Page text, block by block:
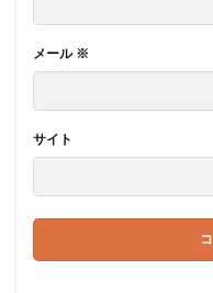
メール ※
サイト